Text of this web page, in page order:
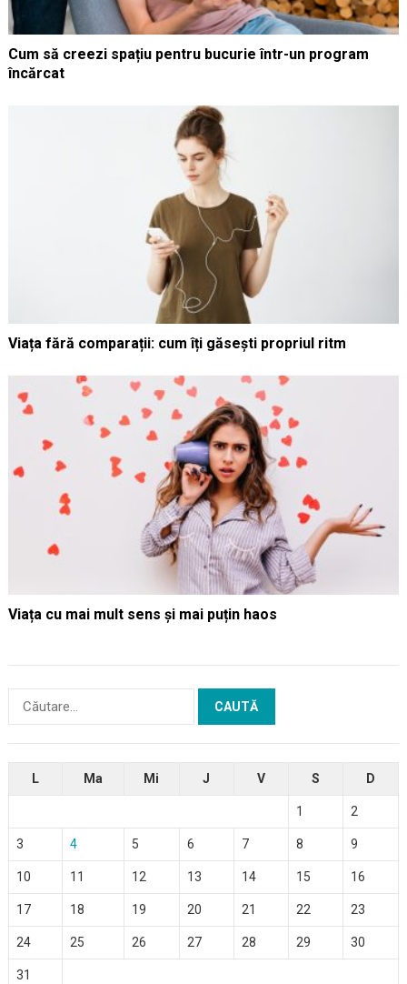
Cum să creezi spațiu pentru bucurie într-un program
încărcat
Viața fără comparații: cum îți găsești propriul ritm
Viața cu mai mult sens și mai puțin haos
Caută
L Ma Mi J V S D
1 2
3 4 5 6 7 8 9
10 11 12 13 14 15 16
17 18 19 20 21 22 23
24 25 26 27 28 29 30
31